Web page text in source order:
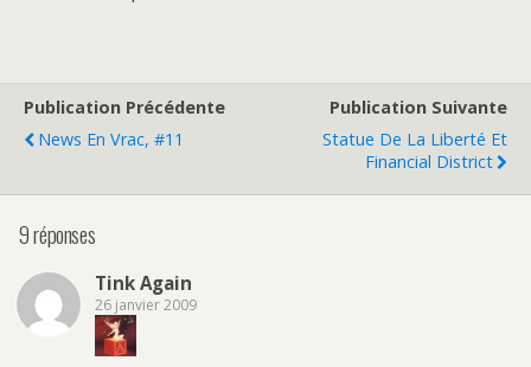
Publication Précédente
News En Vrac, #11
Publication Suivante
Statue De La Liberté Et
Financial District
9 réponses
Tink Again
26 janvier 2009